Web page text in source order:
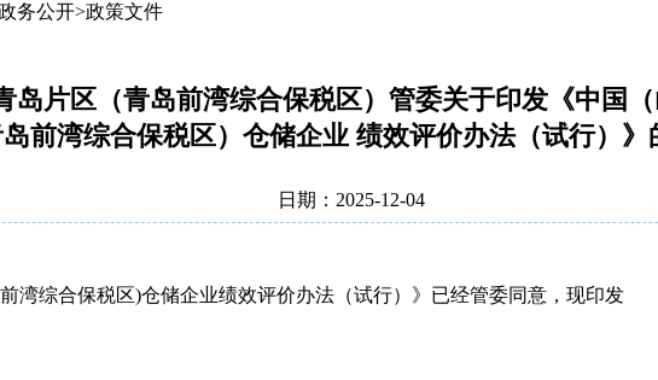
务公开>政策文件
岛片区（青岛前湾综合保税区）管委关于印发《中国
岛前湾综合保税区）仓储企业 绩效评价办法（试行）》
日期：2025-12-04
湾综合保税区)仓储企业绩效评价办法（试行） 》 已经管委同意，现印发